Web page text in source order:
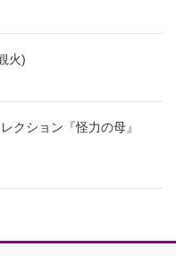
火)
クション『怪力の母』